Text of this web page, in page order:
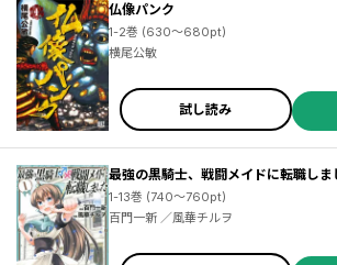
仏像パンク
1-2巻 (630～680pt)
横尾公敏
試し読み
最強の黒騎士、戦闘メイドに転職しま
1-13巻 (740～760pt)
百門一新 ／風華チルヲ